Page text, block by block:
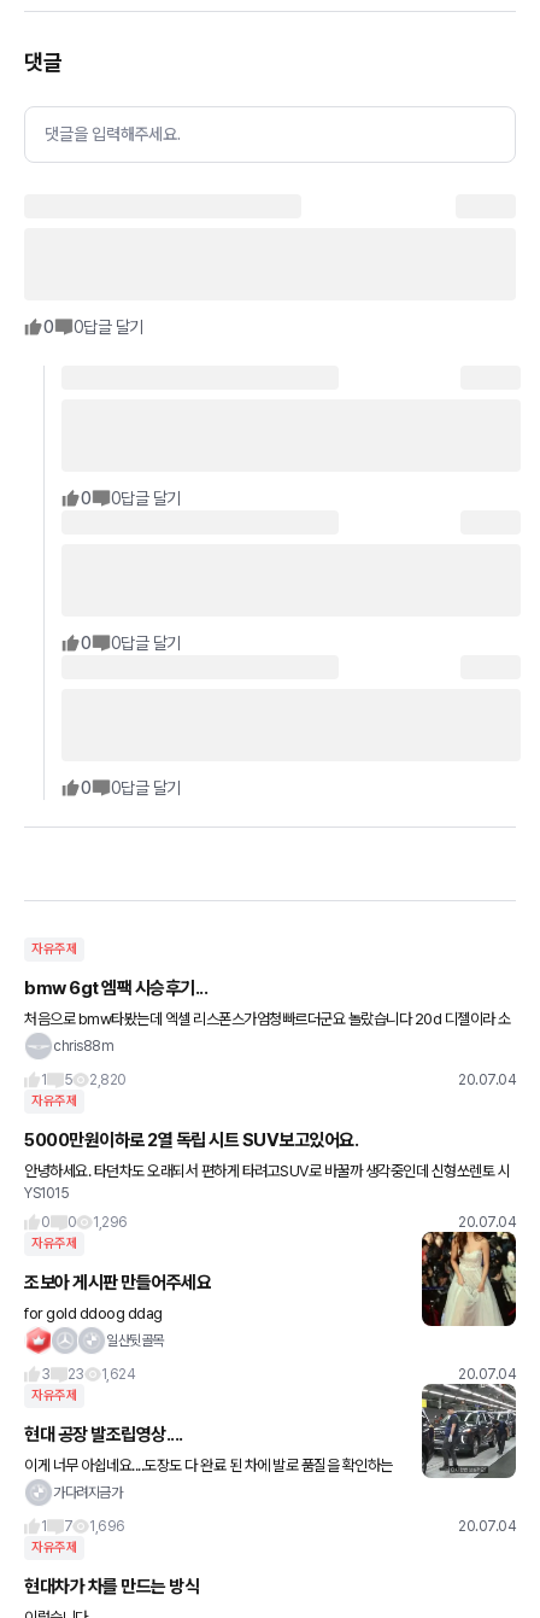
댓글
댓글을 입력해주세요.
0 0답글 달기
0 0답글 달기
0 0답글 달기
0 0답글 달기
자유주제
bmw 6gt 엠팩 시승후기...
처음으로 bmw타봤는데 엑셀 리스폰스가엄청빠르더군요 놀랐습니다 20d 디젤이라 소
음 진동 걱정됐는데 놀랄정도로 조용했습니다 딜러분이 자신감 가질만했습니다 엠팩이
chris88m
1
5 2,820 20.07.04
자유주제
5000만원이하로 2열 독립 시트 SUV보고있어요.
안녕하세요. 타던차도 오래되서 편하게 타려고SUV로 바꿀까 생각중인데 신형쏘렌토 시
그니처 생각중이에요... 근데...싼타페도 보려고 했는데 너무 안예뻐서... 쏘렌토 보다 괜찮
은 차있으면 추천좀 받
YS1015
0
0 1,296 20.07.04
자유주제
조보아 게시판 만들어주세요
for gold ddoog ddag
일산뒷골목
3
23 1,624 20.07.04
자유주제
현대 공장 발조립영상....
이게 너무 아쉽네요....도장도 다 완료 된 차에 발로 품질을 확인하는
게.... 내 차에 그랬을거라고 생각하니 기분이 너무 나쁘네요....ㅠㅠ역
가다려지금가
1
7 1,696 20.07.04
자유주제
현대차가 차를 만드는 방식